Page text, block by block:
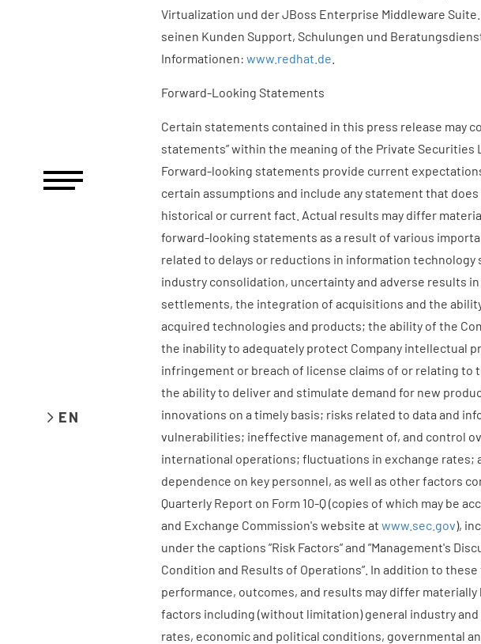
EN
Virtualization und der JBoss Enterprise Middleware
seinen Kunden Support, Schulungen und
Informationen: www.redhat.de
Forward-Looking Statements
Certain statements contained in this press release may
statements” within the meaning of the Private Securities
Forward-looking statements provide current
certain assumptions and include any statement that
historical or current fact. Actual results may differ
forward-looking statements as a result of various
related to delays or reductions in information
industry consolidation, uncertainty and adverse results
settlements, the integration of acquisitions and the
acquired technologies and products; the ability of the
the inability to adequately protect Company intellectual
infringement or breach of license claims of or relating
the ability to deliver and stimulate demand for new
innovations on a timely basis; risks related to data and
vulnerabilities; ineffective management of, and control
international operations; fluctuations in exchange rates;
dependence on key personnel, as well as other factors
Quarterly Report on Form 10-Q (copies of which may be
and Exchange Commission's website at www.sec.gov),
under the captions ”Risk Factors” and ”Management's
Condition and Results of Operations”. In addition to
performance, outcomes, and results may differ
factors including (without limitation) general industry
rates, economic and political conditions, governmental